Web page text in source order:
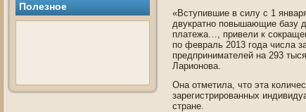
Полезное
«Вступившие в силу с 1
двукратно повышающие базу
платежа…, приве­ли к
по февраль 2013 года числа
предпринимателей на 293
Ларионова.
Она отметила, что эта
зарегистрированных
стране.